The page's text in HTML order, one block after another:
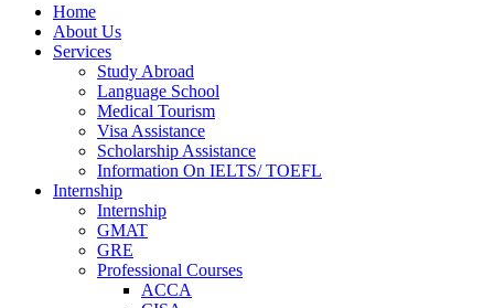
Home
About Us
Services
Study Abroad
Language School
Medical Tourism
Visa Assistance
Scholarship Assistance
Information On IELTS/ TOEFL
Internship
Internship
GMAT
GRE
Professional Courses
ACCA